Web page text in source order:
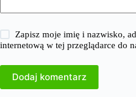
Zapisz moje imię i nazwisko,
internetową w tej przeglądarce do
Dodaj komentarz